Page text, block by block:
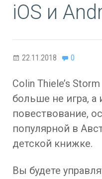
iOS и
22.11.2018 0
Colin Thiele’s
больше не игра, а
повествование,
популярной в
детской книжке.
Вы будете